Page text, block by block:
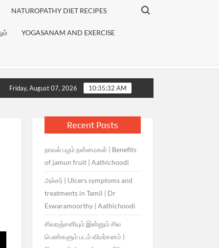
NATUROPATHY DIET RECIPES
YOGASANAM AND EXERCISE
Search for:
review மனஅழுத்தத்தை குறைக்கும் செல்ல செல்லப்பிராணிகள் |
Friday, August 07, 2026 10:35:33 AM
Recent Posts
நாவல் பழம் நன்மைகள் | Benefits
of jamun fruit | Aathichoodi
அல்சர் | Ulcers symptoms and
treatments in Tamil | Dr
Eswaramoorthy | Aathichoodi
சிவரஞ்சனியும் இன்னும் சில
பெண்களும் படம் விமர்சனம் |